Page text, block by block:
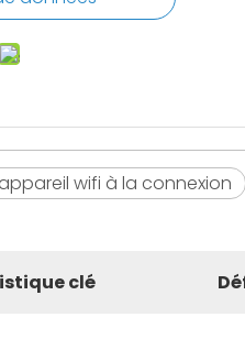
wifi à la connexion
clé